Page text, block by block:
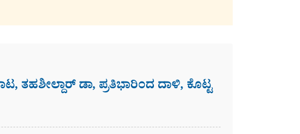
ತಹಶೀಲ್ದಾರ್​ ಡಾ, ಪ್ರತಿಭಾರಿಂದ ದಾಳಿ, ಕೊಟ್ಟ